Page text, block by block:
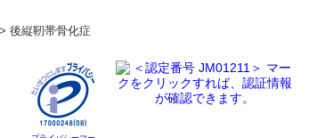
> 後縦靭帯骨化症